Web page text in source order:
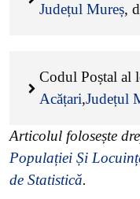
Județul Mureș,
Codul Poștal al
Acățari,Județul
Articolul folosește
Populației Și
de Statistică.